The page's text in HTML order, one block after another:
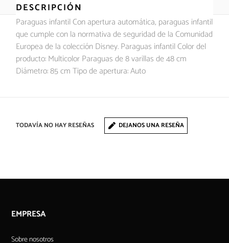
DESCRIPCIÓN
Paraguas infantil Con apertura automática, paraguas infantil
que cumple con la normativa de seguridad de la Comunidad
Europea de la colección Disney. Paraguas infantil Color del
producto: Multicolor Paraguas de 8 varillas de 48 cm
Diámetro: 85 cm Tipo de apertura: Auto
TODAVÍA NO HAY RESEÑAS DEJANOS UNA RESEÑA
EMPRESA
Sobre nosotros